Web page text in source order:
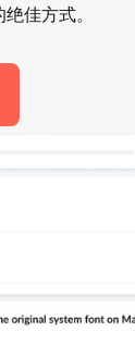
佳方式。